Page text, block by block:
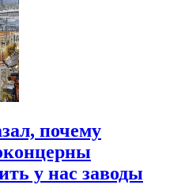
почему
у нас заводы